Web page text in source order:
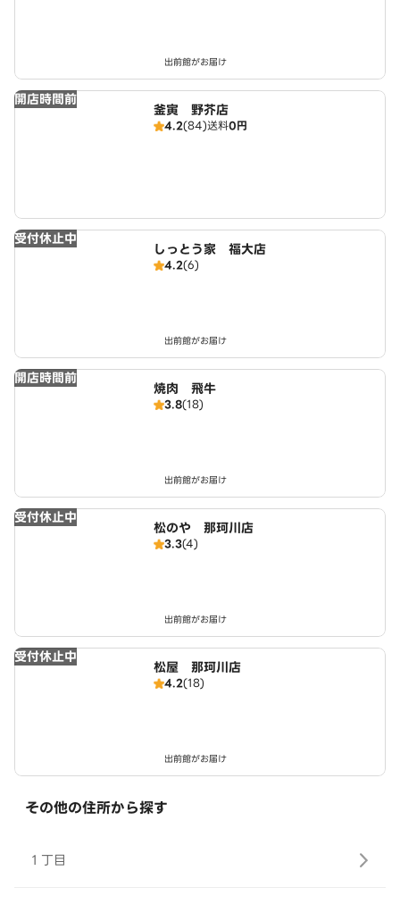
出前館がお届け
開店時間前
釜寅 野芥店
4.2(84)送料0円
受付休止中
しっとう家 福大店
4.2(6)
出前館がお届け
開店時間前
焼肉 飛牛
3.8(18)
出前館がお届け
受付休止中
松のや 那珂川店
3.3(4)
出前館がお届け
受付休止中
松屋 那珂川店
4.2(18)
出前館がお届け
その他の住所から探す
１丁目